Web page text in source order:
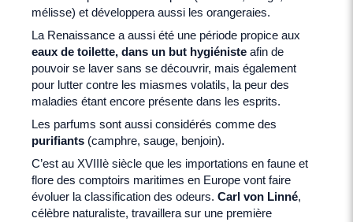
mélisse) et développera aussi les orangeraies.
La Renaissance a aussi été une période propice aux
eaux de toilette, dans un but hygiéniste afin de
pouvoir se laver sans se découvrir, mais également
pour lutter contre les miasmes volatils, la peur des
maladies étant encore présente dans les esprits.
Les parfums sont aussi considérés comme des
purifiants (camphre, sauge, benjoin).
C’est au XVIIIè siècle que les importations en faune et
flore des comptoirs maritimes en Europe vont faire
évoluer la classification des odeurs. Carl von Linné,
célèbre naturaliste, travaillera sur une première